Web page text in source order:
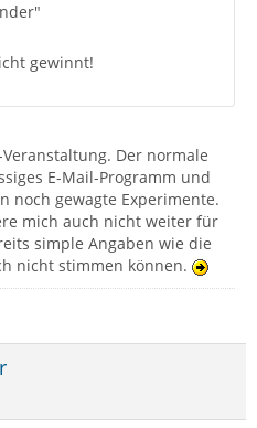
gewinnt!
Der normale
E-Mail-Programm und
noch gewagte Experimente.
mich auch nicht weiter für
simple Angaben wie die
nicht stimmen können.